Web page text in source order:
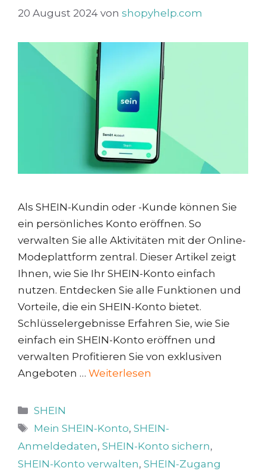
20 August 2024 von shopyhelp.com
Als SHEIN-Kundin oder -Kunde können Sie
ein persönliches Konto eröffnen. So
verwalten Sie alle Aktivitäten mit der Online-
Modeplattform zentral. Dieser Artikel zeigt
Ihnen, wie Sie Ihr SHEIN-Konto einfach
nutzen. Entdecken Sie alle Funktionen und
Vorteile, die ein SHEIN-Konto bietet.
Schlüsselergebnisse Erfahren Sie, wie Sie
einfach ein SHEIN-Konto eröffnen und
verwalten Profitieren Sie von exklusiven
Angeboten … Weiterlesen
Kategorien
SHEIN
Schlagwörter
Mein SHEIN-Konto,SHEIN-
Anmeldedaten, SHEIN-Konto sichern,
SHEIN-Konto verwalten, SHEIN-Zugang